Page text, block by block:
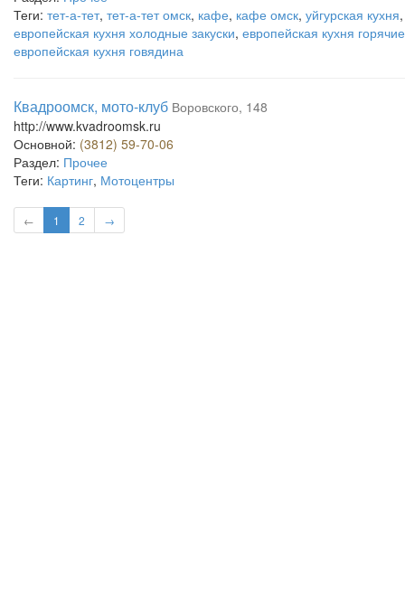
Теги: тет-а-тет, тет-а-тет омск, кафе, кафе омск, уйгурская кухня
европейская кухня холодные закуски, европейская кухня
европейская кухня говядина
Квадроомск, мото-клуб Воровского, 148
http://www.kvadroomsk.ru
Основной: (3812) 59-70-06
Раздел: Прочее
Теги: Картинг, Мотоцентры
← 1 2 →